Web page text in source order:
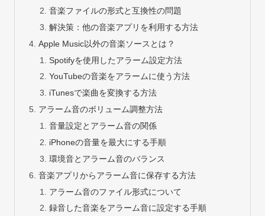
音楽ファイルの形式と互換性の問題
解決策：他の音楽アプリを利用する方法
Apple Music以外の音楽ソースとは？
Spotifyを使用したアラーム設定方法
YouTubeの音楽をアラームに使う方法
iTunesで楽曲を変換する方法
アラーム音のボリューム調整方法
音量設定とアラーム音の関係
iPhoneの音量を最大にする手順
環境音とアラーム音のバランス
音楽アプリからアラーム音に保存する方法
アラーム音のファイル形式について
録音した音楽をアラーム音に設定する手順